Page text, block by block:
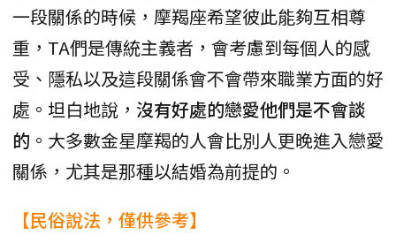
一段關係的時候，摩羯座希望彼此能夠互相尊
重，TA們是傳統主義者，會考慮到每個人的感
受、隱私以及這段關係會不會帶來職業方面的好
處。坦白地說， 沒有好處的戀愛他們是不會談
的 。大多數金星摩羯的人會比別人更晚進入戀愛
關係，尤其是那種以結婚為前提的。
【民俗說法，僅供參考】